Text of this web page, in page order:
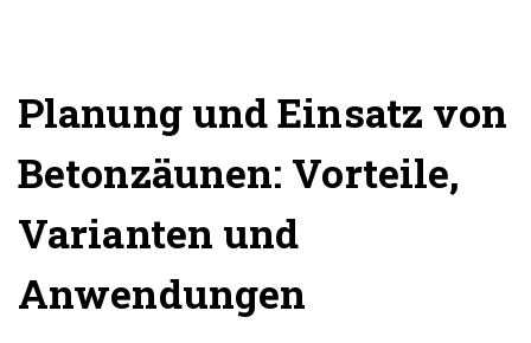
Planung und Einsatz von
Betonzäunen: Vorteile,
Varianten und
Anwendungen